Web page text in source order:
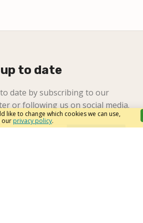
to date
date by subscribing to our
or following us on social media.
like to change which cookies we can use,
ourprivacy policy.